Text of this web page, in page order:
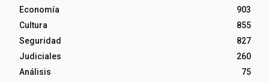
Economía
903
Cultura
855
Seguridad
827
Judiciales
260
Análisis
75